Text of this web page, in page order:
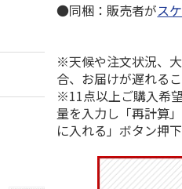
●同梱：販売者がス
※天候や注文状況、
合、お届けが遅れる
※11点以上ご購入希
量を入力し「再計算
に入れる」ボタン押